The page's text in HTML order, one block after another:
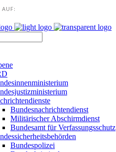
Bundesnachrichtendienst
Militärischer Abschirmdienst
Bundesamt für Verfassungsschutz
Bundespolizei